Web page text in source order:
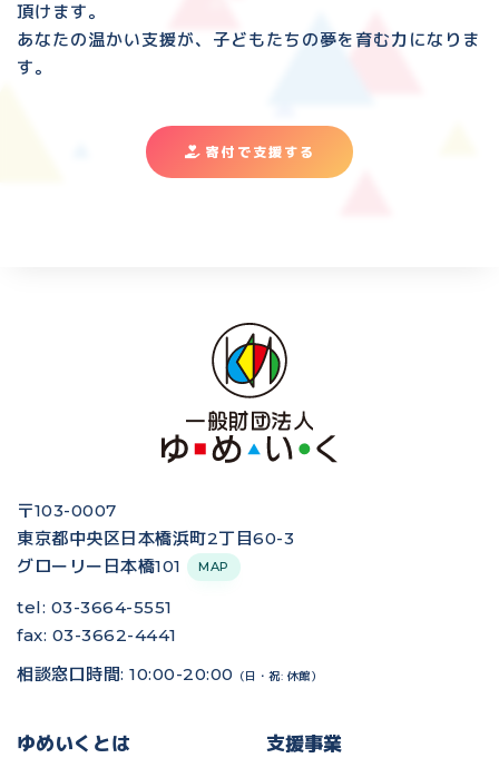
頂けます。
あなたの温かい支援が、子どもたちの夢を育む力になりま
す。
寄付で支援する
〒103-0007
東京都中央区日本橋浜町2丁目60-3
グローリー日本橋101
MAP
tel: 03-3664-5551
fax: 03-3662-4441
相談窓口時間: 10:00-20:00
（日・祝: 休館）
ゆめいくとは 支援事業